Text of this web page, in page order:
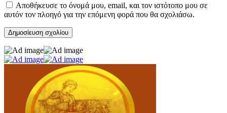
Αποθήκευσε το όνομά μου, email, και τον ιστότοπο μου σε
αυτόν τον πλοηγό για την επόμενη φορά που θα σχολιάσω.